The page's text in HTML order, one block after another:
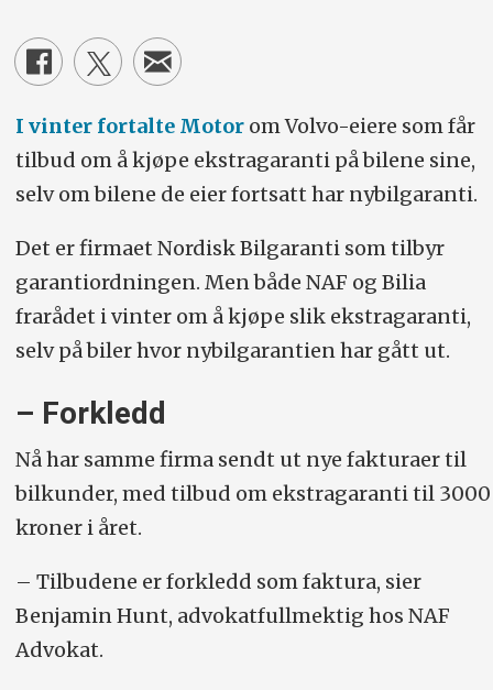
I vinter fortalte Motor om Volvo-eiere som får
tilbud om å kjøpe ekstragaranti på bilene sine,
selv om bilene de eier fortsatt har nybilgaranti.
Det er firmaet Nordisk Bilgaranti som tilbyr
garantiordningen. Men både NAF og Bilia
frarådet i vinter om å kjøpe slik ekstragaranti,
selv på biler hvor nybilgarantien har gått ut.
– Forkledd
Nå har samme firma sendt ut nye fakturaer til
bilkunder, med tilbud om ekstragaranti til 3000
kroner i året.
– Tilbudene er forkledd som faktura, sier
Benjamin Hunt, advokatfullmektig hos NAF
Advokat.